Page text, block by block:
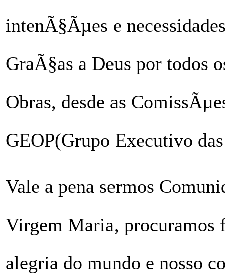
intenÃ§Ãµes e
GraÃ§as a Deus por todos
Obras, desde as
GEOP(Grupo Executivo
Vale a pena sermos
Virgem Maria, procuramos
alegria do mundo e nosso